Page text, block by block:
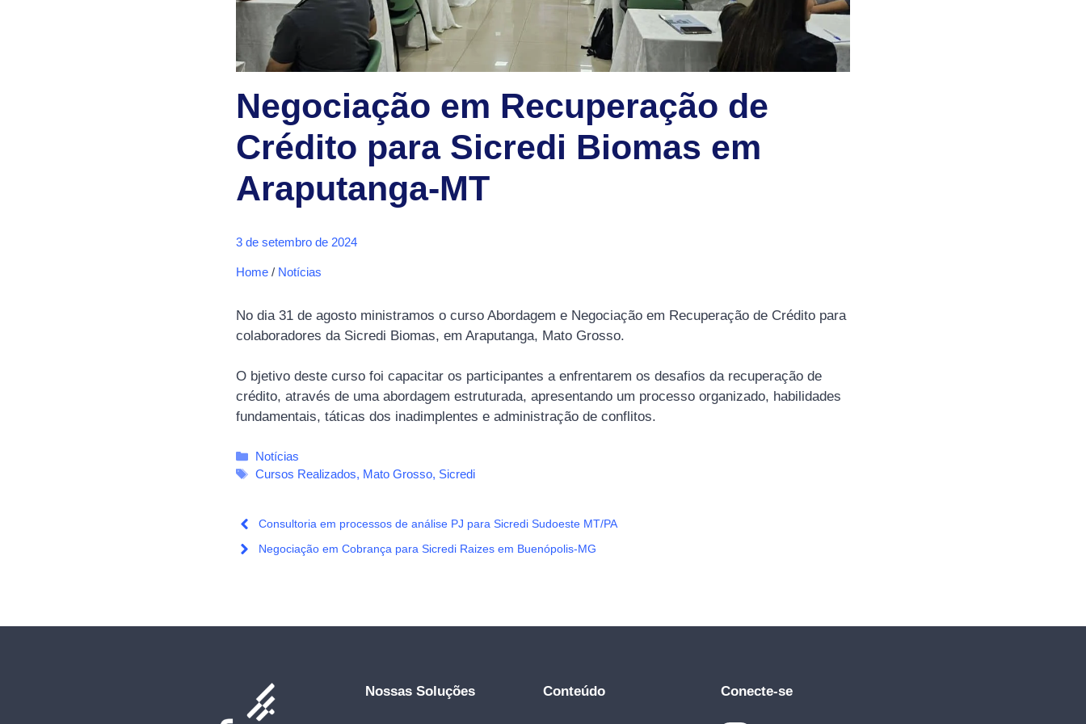
Negociação em Recuperação de
Crédito para Sicredi Biomas em
Araputanga-MT
3 de setembro de 2024
Home / Notícias
No dia 31 de agosto ministramos o curso Abordagem e Negociação em Recuperação de Crédito para
colaboradores da Sicredi Biomas, em Araputanga, Mato Grosso.
O bjetivo deste curso foi capacitar os participantes a enfrentarem os desafios da recuperação de
crédito, através de uma abordagem estruturada, apresentando um processo organizado, habilidades
fundamentais, táticas dos inadimplentes e administração de conflitos.
Categorias
Notícias
Tags
Cursos Realizados, Mato Grosso, Sicredi
Consultoria em processos de análise PJ para Sicredi Sudoeste MT/PA
Negociação em Cobrança para Sicredi Raizes em Buenópolis-MG
Nossas Soluções Conteúdo Conecte-se